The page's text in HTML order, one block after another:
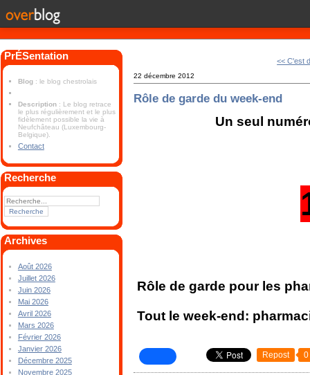
PrÉSentation
Blog : le blog chestrolais
Description : Le blog retrace
le plus régulièrement et le plus
fidèlement possible la vie à
Neufchâteau (Luxembourg-
Belgique).
Contact
Recherche
Archives
Août 2026
Juillet 2026
Juin 2026
Mai 2026
Avril 2026
Mars 2026
Février 2026
Janvier 2026
Décembre 2025
Novembre 2025
<< C'est
22 décembre 2012
Rôle de garde du week-end
Un seul
Rôle de garde pour les
Tout le week-end:
Repost 0